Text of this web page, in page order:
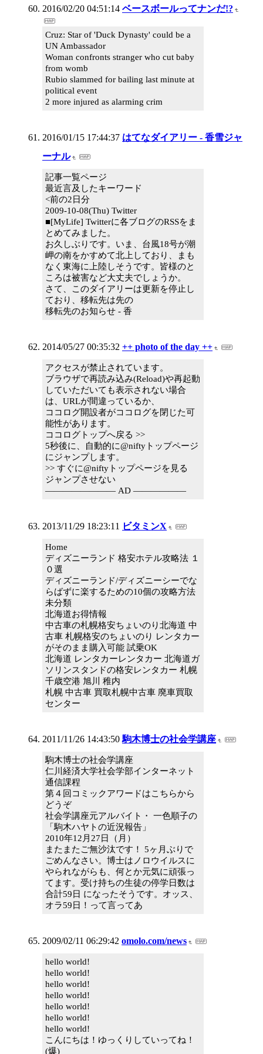
2016/02/20 04:51:14 ベースボールってナンだ!?
Cruz: Star of 'Duck Dynasty' could be a
UN Ambassador
Woman confronts stranger who cut baby
from womb
Rubio slammed for bailing last minute at
political event
2 more injured as alarming crim
2016/01/15 17:44:37 はてなダイアリー - 香雪ジャ
ーナル
記事一覧ページ
最近言及したキーワード
<前の2日分
2009-10-08(Thu) Twitter
■[MyLife] Twitterに各ブログのRSSをま
とめてみました。
お久しぶりです。いま、台風18号が潮
岬の南をかすめて北上しており、まも
なく東海に上陸しそうです。皆様のと
ころは被害など大丈夫でしょうか。
さて、このダイアリーは更新を停止し
ており、移転先は先の
移転先のお知らせ - 香
2014/05/27 00:35:32 ++ photo of the day ++
アクセスが禁止されています。
ブラウザで再読み込み(Reload)や再起動
していただいても表示されない場合
は、URLが間違っているか、
ココログ開設者がココログを閉じた可
能性があります。
ココログトップへ戻る >>
5秒後に、自動的に@niftyトップページ
にジャンプします。
>> すぐに@niftyトップページを見る
ジャンプさせない
―――――――― AD ――――――
2013/11/29 18:23:11 ビタミンX
Home
ディズニーランド 格安ホテル攻略法 １
０選
ディズニーランド/ディズニーシーでな
らばずに楽するための10個の攻略方法
未分類
北海道お得情報
中古車の札幌格安ちょいのり北海道 中
古車 札幌格安のちょいのり レンタカー
がそのまま購入可能 試乗OK
北海道 レンタカーレンタカー 北海道ガ
ソリンスタンドの格安レンタカー 札幌
千歳空港 旭川 稚内
札幌 中古車 買取札幌中古車 廃車買取
センター
2011/11/26 14:43:50 駒木博士の社会学講座
駒木博士の社会学講座
仁川経済大学社会学部インターネット
通信課程
第４回コミックアワードはこちらから
どうぞ
社会学講座元アルバイト・ 一色順子の
「駒木ハヤトの近況報告」
2010年12月27日（月）
またまたご無沙汰です！ 5ヶ月ぶりで
ごめんなさい。博士はノロウイルスに
やられながらも、何とか元気に頑張っ
てます。受け持ちの生徒の停学日数は
合計59日 になったそうです。オッス、
オラ59日！って言ってあ
2009/02/11 06:29:42 omolo.com/news
hello world!
hello world!
hello world!
hello world!
hello world!
hello world!
hello world!
こんにちは！ゆっくりしていってね！
(爆)